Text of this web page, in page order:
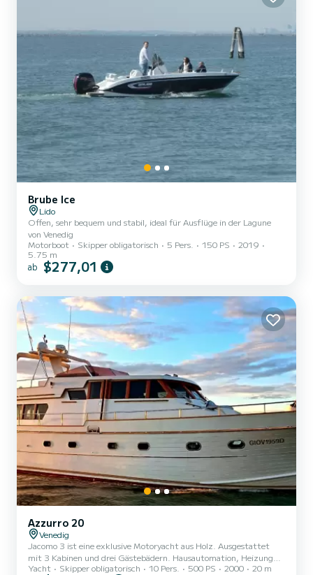
Brube Ice
Lido
Offen, sehr bequem und stabil, ideal für Ausflüge in der Lagune
von Venedig
Motorboot
Skipper obligatorisch 5 Pers. 150 PS
2019
5.75 m
ab $277,01
Azzurro 20
Venedig
Jacomo 3 ist eine exklusive Motoryacht aus Holz. Ausgestattet
mit 3 Kabinen und drei Gästebädern. Hausautomation, Heizung
und Klimaanlage in jedem Bereich. 3 Esstische, 2 Wohnzimmer,
Yacht Skipper obligatorisch 10 Pers. 500 PS 2000 20 m